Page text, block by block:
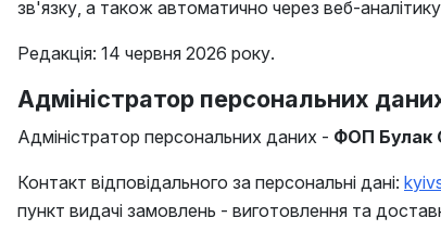
зв'язку, а також автоматично через веб-
Редакція: 14 червня 2026 року.
Адміністратор персональних
Адміністратор персональних даних - ФОП Булак
Контакт відповідального за персональні дані:
пункт видачі замовлень - виготовлення та